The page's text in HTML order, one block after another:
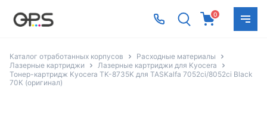
0
Каталог отработанных корпусов
Расходные материалы
Лазерные картриджи
Лазерные картриджи для Kyocera
Тонер-картридж Kyocera TK-8735K для TASKalfa 7052ci/8052ci Black
70К (оригинал)